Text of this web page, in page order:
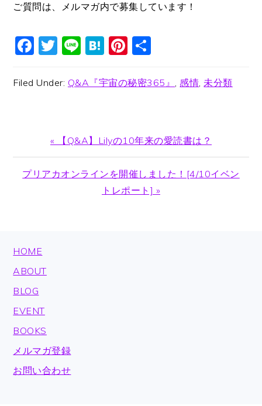
ご質問は、メルマガ内で募集しています！
Facebook
Twitter
LineHatena
Pinterest
Filed Under: Q&A『宇宙の秘密365』 ,感情,未分類
Previous
Post:
« 【Q&A】Lilyの10年来の愛読書は？
Next
プリアカオンラインを開催しました！[4/10イベン
トレポート] »
FOOTER
HOME
ABOUT
BLOG
EVENT
BOOKS
メルマガ登録
お問い合わせ